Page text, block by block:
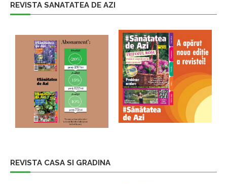
REVISTA SANATATEA DE AZI
REVISTA CASA SI GRADINA